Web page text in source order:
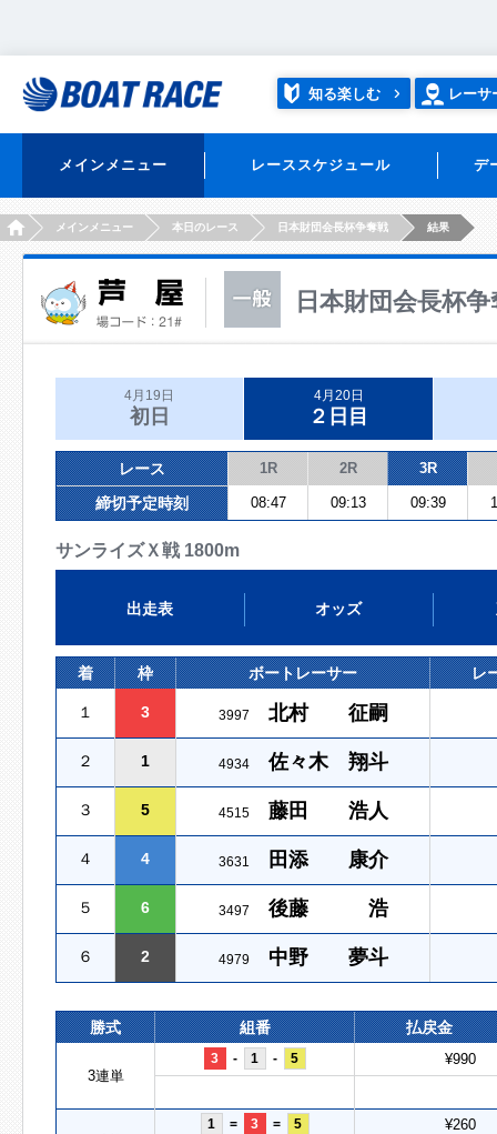
知る楽しむ レーサ
メインメニュー レーススケジュール デ
HOMEメインメニュー 本日のレース 日本財団会長杯争奪戦 結果
日本財団会長杯
4月19日
初日
4月20日
２日目
レース 1R 2R 3R
締切予定時刻 08:47 09:13 09:39
サンライズＸ戦 1800m
出走表 オッズ
着 枠 ボートレーサー レ
１ 3 3997 北村 征嗣
２ 1 4934 佐々木 翔斗
３ 5 4515 藤田 浩人
４ 4 3631 田添 康介
５ 6 3497 後藤 浩
６ 2 4979 中野 夢斗
勝式 組番 払戻金
3連単
3 - 1 - 5 ¥990
1 = 3 = 5 ¥260